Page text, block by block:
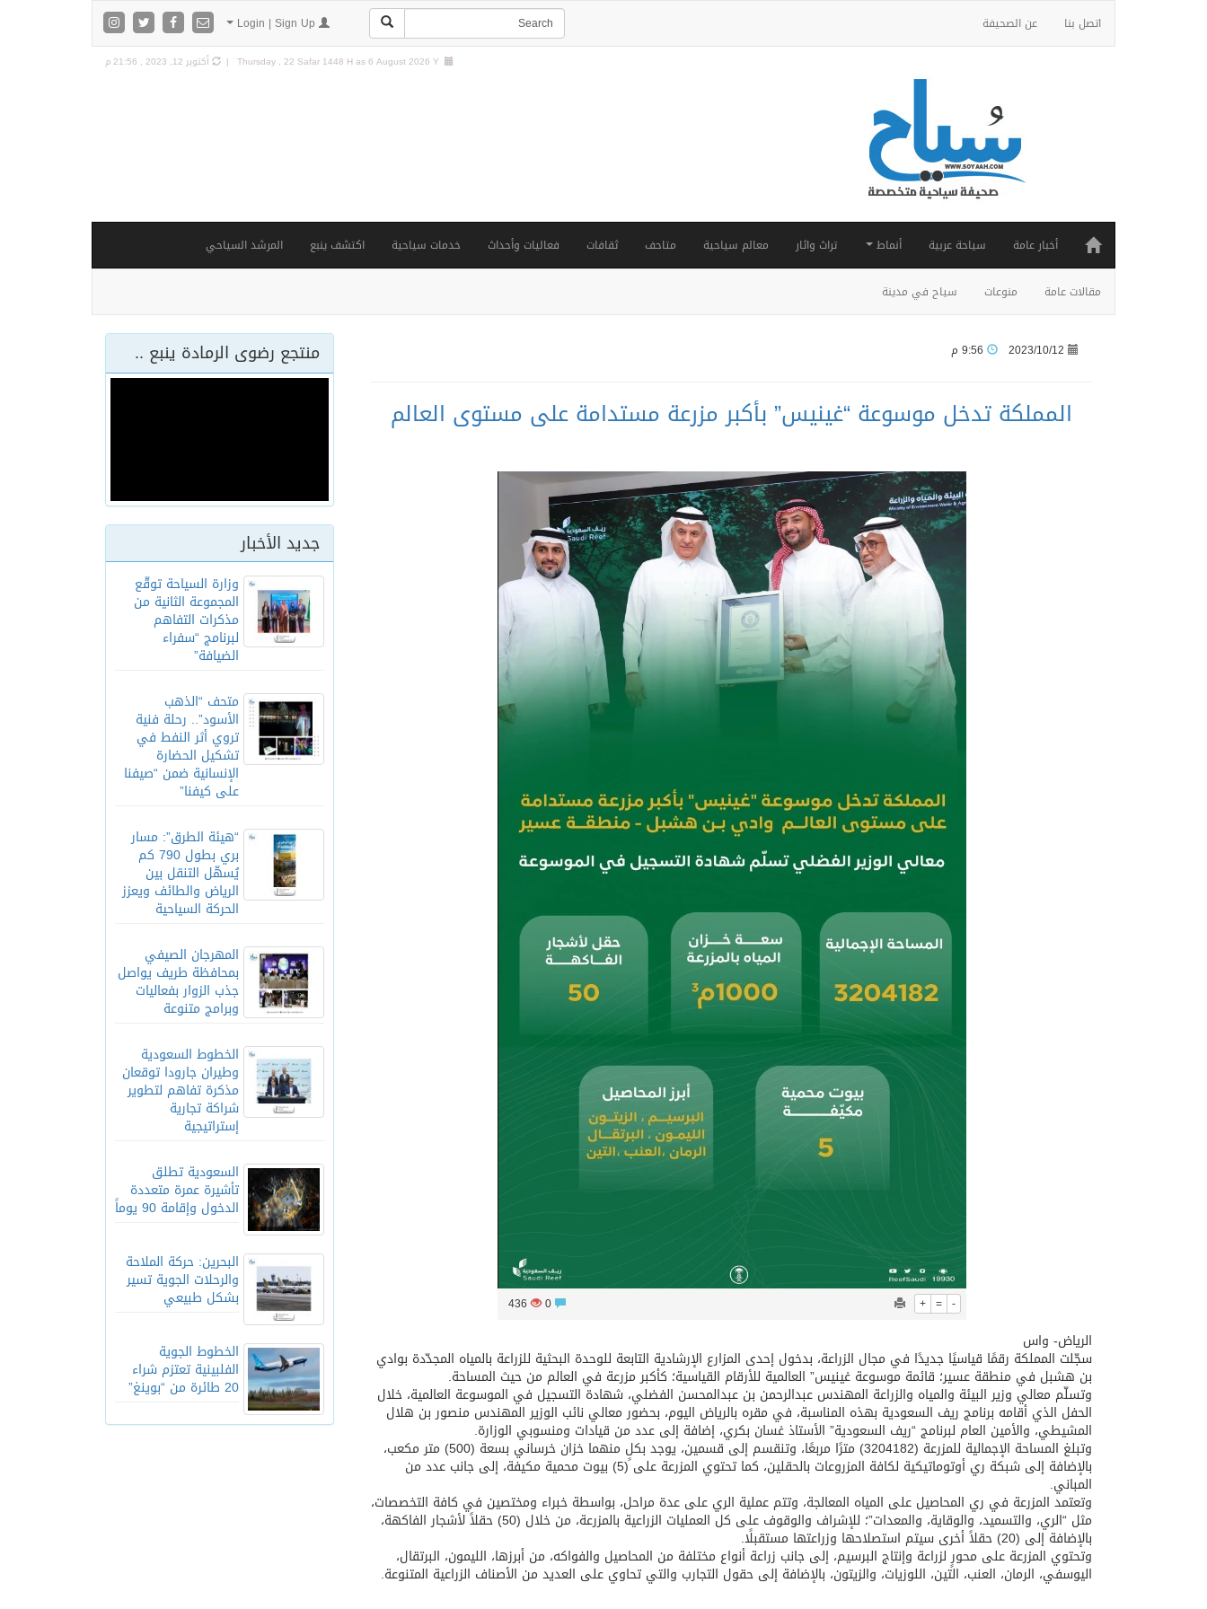
اتصل بنا عن الصحيفة
Thursday , 22 Safar 1448 H as6 August 2026 Y | أكتوبر 12, 2023 , 21:56 م
أخبار عامة سياحة عربية أنماط تراث واثار معالم سياحية متاحف ثقافات فعاليات وأحداث خدمات سياحية اكتشف ينبع المرشد السياحي
مقالات عامة منوعات سياح في مدينة
منتجع رضوى الرمادة ينبع ..
جديد الأخبار
وزارة السياحة توقّع
المجموعة الثانية من
مذكرات التفاهم
لبرنامج “سفراء
الضيافة”
متحف “الذهب
الأسود”.. رحلة فنية
تروي أثر النفط في
تشكيل الحضارة
الإنسانية ضمن “صيفنا
على كيفنا”
“هيئة الطرق”: مسار
بري بطول 790 كم
يُسهّل التنقل بين
الرياض والطائف ويعزز
الحركة السياحية
المهرجان الصيفي
بمحافظة طريف يواصل
جذب الزوار بفعاليات
وبرامج متنوعة
الخطوط السعودية
وطيران جارودا توقعان
مذكرة تفاهم لتطوير
شراكة تجارية
إستراتيجية
السعودية تطلق
تأشيرة عمرة متعددة
الدخول وإقامة 90 يوماً
البحرين: حركة الملاحة
والرحلات الجوية تسير
بشكل طبيعي
الخطوط الجوية
الفلبينية تعتزم شراء
20 طائرة من “بوينغ”
2023/10/12
المملكة تدخل موسوعة “غينيس” بأكبر مزرعة مستدامة على مستوى العالم
+ = -
0
436
الرياض- واس
سجّلت المملكة رقمًا قياسيًا جديدًا في مجال الزراعة، بدخول إحدى المزارع الإرشادية التابعة للوحدة البحثية للزراعة بالمياه المجدّدة بوادي
بن هشبل في منطقة عسير؛ قائمة موسوعة غينيس” العالمية للأرقام القياسية؛ كأكبر مزرعة في العالم من حيث المساحة.
وتسلّم معالي وزير البيئة والمياه والزراعة المهندس عبدالرحمن بن عبدالمحسن الفضلي، شهادة التسجيل في الموسوعة العالمية، خلال
الحفل الذي أقامه برنامج ريف السعودية بهذه المناسبة، في مقره بالرياض اليوم، بحضور معالي نائب الوزير المهندس منصور بن هلال
المشيطي، والأمين العام لبرنامج “ريف السعودية” الأستاذ غسان بكري، إضافة إلى عدد من قيادات ومنسوبي الوزارة.
وتبلغ المساحة الإجمالية للمزرعة (3204182) مترًا مربعًا، وتنقسم إلى قسمين، يوجد بكلٍ منهما خزان خرساني بسعة (500) متر مكعب،
بالإضافة إلى شبكة ري أوتوماتيكية لكافة المزروعات بالحقلين، كما تحتوي المزرعة على (5) بيوت محمية مكيفة، إلى جانب عدد من
المباني.
وتعتمد المزرعة في ري المحاصيل على المياه المعالجة، وتتم عملية الري على عدة مراحل، بواسطة خبراء ومختصين في كافة التخصصات،
مثل “الري، والتسميد، والوقاية، والمعدات”؛ للإشراف والوقوف على كل العمليات الزراعية بالمزرعة، من خلال (50) حقلاً لأشجار الفاكهة،
بالإضافة إلى (20) حقلاً أخرى سيتم استصلاحها وزراعتها مستقبلًا.
وتحتوي المزرعة على محورٍ لزراعة وإنتاج البرسيم، إلى جانب زراعة أنواع مختلفة من المحاصيل والفواكه، من أبرزها، الليمون، البرتقال،
اليوسفي، الرمان، العنب، التين، اللوزيات، والزيتون، بالإضافة إلى حقول التجارب والتي تحاوي على العديد من الأصناف الزراعية المتنوعة.